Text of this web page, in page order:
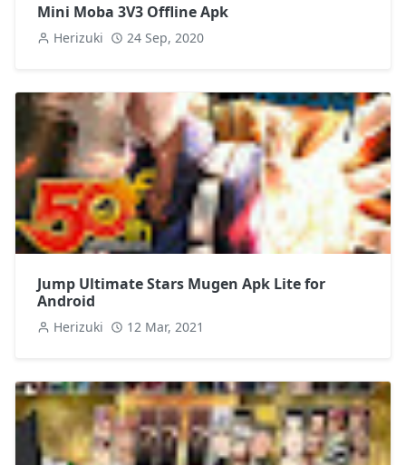
Mini Moba 3V3 Offline Apk
Herizuki 24 Sep, 2020
Jump Ultimate Stars Mugen Apk Lite for
Android
Herizuki 12 Mar, 2021